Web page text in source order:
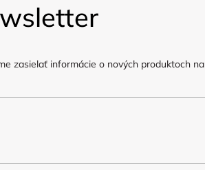
zasielať informácie o nových produktoch na